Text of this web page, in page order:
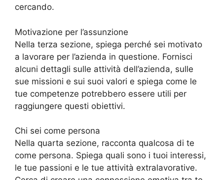
cercando.
Motivazione per l’assunzione
Nella terza sezione, spiega perché sei motivato
a lavorare per l’azienda in questione. Fornisci
alcuni dettagli sulle attività dell’azienda, sulle
sue missioni e sui suoi valori e spiega come le
tue competenze potrebbero essere utili per
raggiungere questi obiettivi.
Chi sei come persona
Nella quarta sezione, racconta qualcosa di te
come persona. Spiega quali sono i tuoi interessi,
le tue passioni e le tue attività extralavorative.